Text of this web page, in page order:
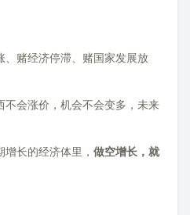
赌经济停滞、赌国家发展放
会涨价，机会不会变多，未来
长的经济体里， 做空增长，就